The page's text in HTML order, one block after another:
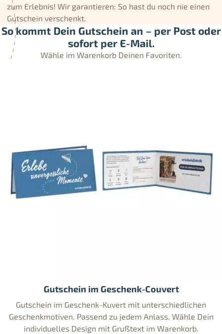
zum Erlebnis! Wir garantieren: So hast du noch nie einen
Gutschein verschenkt.
So kommt Dein Gutschein an – per Post oder
sofort per E-Mail.
Wähle im Warenkorb Deinen Favoriten.
Gutschein im Geschenk-Couvert
Gutschein im Geschenk-Kuvert mit unterschiedlichen
Geschenkmotiven. Passend zu jedem Anlass. Wähle Dein
individuelles Design mit Grußtext im Warenkorb.